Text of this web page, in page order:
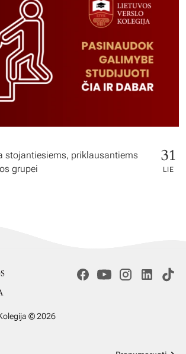
stojantiesiems, priklausantiems
grupei
31
LIE
© 2026